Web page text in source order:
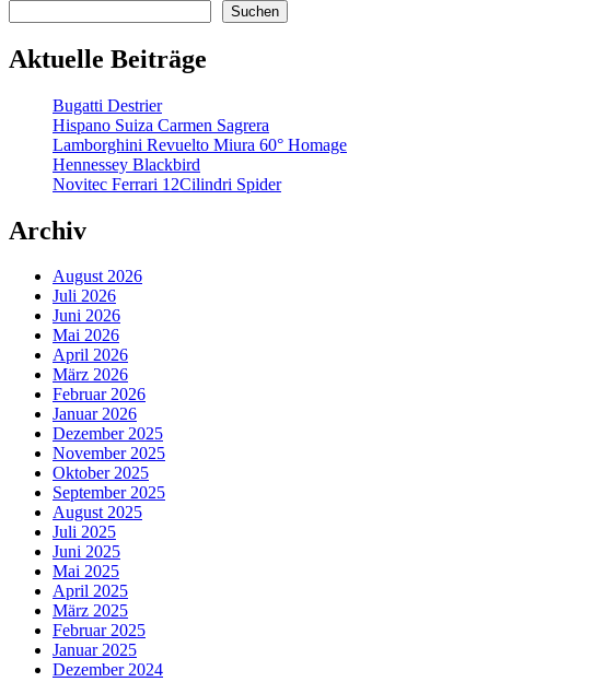
Suchen
Aktuelle Beiträge
Bugatti Destrier
Hispano Suiza Carmen Sagrera
Lamborghini Revuelto Miura 60° Homage
Hennessey Blackbird
Novitec Ferrari 12Cilindri Spider
Archiv
August 2026
Juli 2026
Juni 2026
Mai 2026
April 2026
März 2026
Februar 2026
Januar 2026
Dezember 2025
November 2025
Oktober 2025
September 2025
August 2025
Juli 2025
Juni 2025
Mai 2025
April 2025
März 2025
Februar 2025
Januar 2025
Dezember 2024